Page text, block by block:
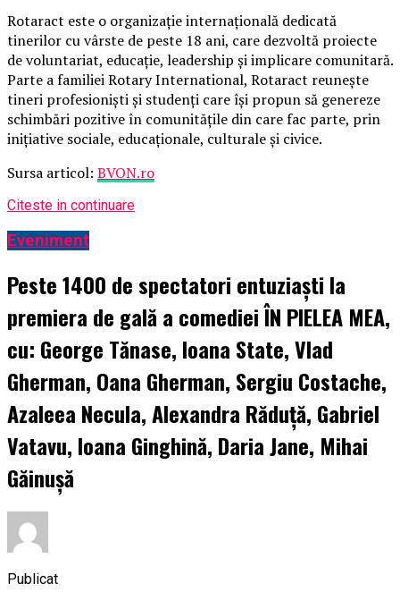
Rotaract este o organizație internațională dedicată
tinerilor cu vârste de peste 18 ani, care dezvoltă proiecte
de voluntariat, educație, leadership și implicare comunitară.
Parte a familiei Rotary International, Rotaract reunește
tineri profesioniști și studenți care își propun să genereze
schimbări pozitive în comunitățile din care fac parte, prin
inițiative sociale, educaționale, culturale și civice.
Sursa articol: BVON.ro
Citeste in continuare
Eveniment
Peste 1400 de spectatori entuziaști la
premiera de gală a comediei ÎN PIELEA MEA,
cu: George Tănase, Ioana State, Vlad
Gherman, Oana Gherman, Sergiu Costache,
Azaleea Necula, Alexandra Răduță, Gabriel
Vatavu, Ioana Ginghină, Daria Jane, Mihai
Găinușă
Publicat